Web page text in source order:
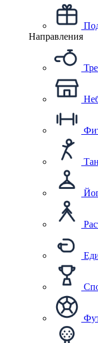
Направления